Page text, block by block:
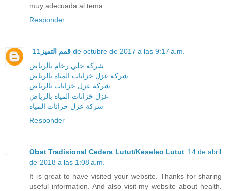
muy adecuada al tema.
Responder
قمم التميز 11 de octubre de 2017 a las 9:17 a.m.
شركة جلي رخام بالرياض
شركة عزل خزانات المياه بالرياض
شركة عزل خزانات بالرياض
عزل خزانات المياه بالرياض
شركة عزل خزانات المياه
Responder
Obat Tradisional Cedera Lutut/Keseleo Lutut 14 de abril
de 2018 a las 1:08 a.m.
It is great to have visited your website. Thanks for sharing
useful information. And also visit my website about health.